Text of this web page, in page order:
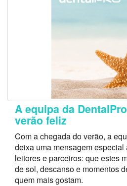
A equipa da
verão feliz
Com a chegada do verão, a
deixa uma mensagem especial
leitores e parceiros: que estes
de sol, descanso e momentos
quem mais gostam.